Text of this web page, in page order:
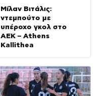
Μίλαν Βιτάλις:
ντεμπούτο με
υπέροχο γκολ στο
ΑΕΚ – Athens
Kallithea